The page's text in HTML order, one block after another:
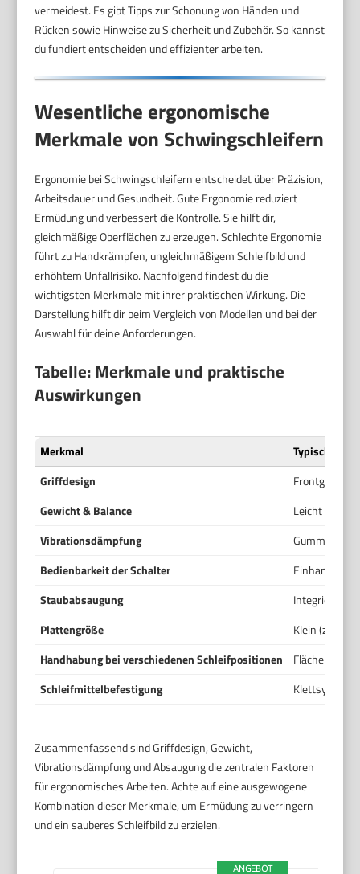
vermeidest. Es gibt Tipps zur Schonung von Händen und
Rücken sowie Hinweise zu Sicherheit und Zubehör. So kannst
du fundiert entscheiden und effizienter arbeiten.
Wesentliche ergonomische
Merkmale von Schwingschleifern
Ergonomie bei Schwingschleifern entscheidet über Präzision,
Arbeitsdauer und Gesundheit. Gute Ergonomie reduziert
Ermüdung und verbessert die Kontrolle. Sie hilft dir,
gleichmäßige Oberflächen zu erzeugen. Schlechte Ergonomie
führt zu Handkrämpfen, ungleichmäßigem Schleifbild und
erhöhtem Unfallrisiko. Nachfolgend findest du die
wichtigsten Merkmale mit ihrer praktischen Wirkung. Die
Darstellung hilft dir beim Vergleich von Modellen und bei der
Auswahl für deine Anforderungen.
Tabelle: Merkmale und praktische
Auswirkungen
Merkmal
Typische
Griffdesign
Frontgriff,
Gewicht & Balance
Leicht (bis
Vibrationsdämpfung
Bedienbarkeit der Schalter
Staubabsaugung
Integrierter
Plattengröße
Klein (z. B.
Handhabung bei verschiedenen Schleifpositionen
Flächen,
Schleifmittelbefestigung
Klettsystem,
Zusammenfassend sind Griffdesign, Gewicht,
Vibrationsdämpfung und Absaugung die zentralen Faktoren
für ergonomisches Arbeiten. Achte auf eine ausgewogene
Kombination dieser Merkmale, um Ermüdung zu verringern
und ein sauberes Schleifbild zu erzielen.
ANGEBOT